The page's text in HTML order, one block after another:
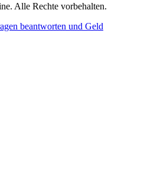
Alle Rechte vorbehalten.